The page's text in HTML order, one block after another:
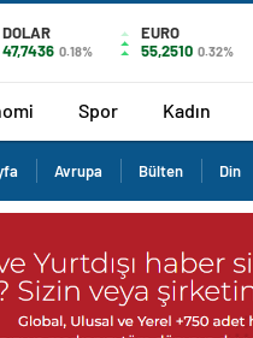
DOLAR
47,7436 0.18%
EURO
55,2510 0.32%
Spor Kadın
Avrupa Bülten Din